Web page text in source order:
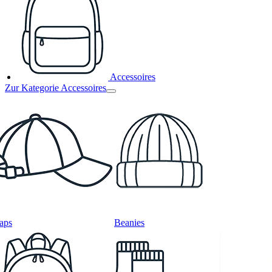
Accessoires
Zur Kategorie Accessoires
Beanies